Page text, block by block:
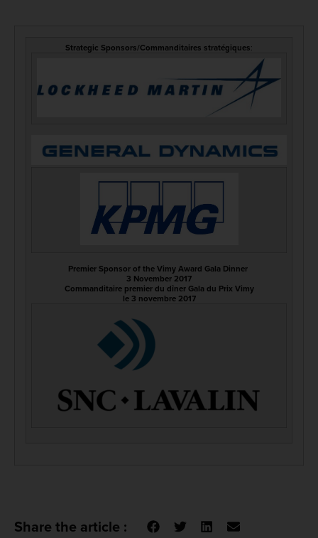
Strategic Sponsors/Commanditaires stratégiques:
Premier Sponsor of the Vimy Award Gala Dinner
3 November 2017
Commanditaire premier du dîner Gala du Prix Vimy
le 3 novembre 2017
Share the article :